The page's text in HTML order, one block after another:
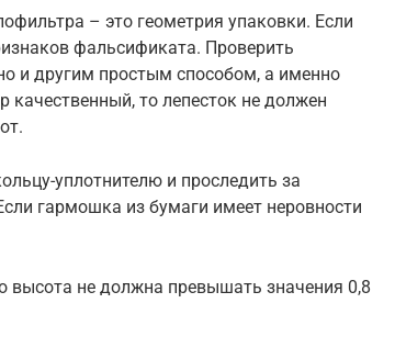
– это геометрия упаковки. Если
фальсификата. Проверить
и другим простым способом, а именно
качественный, то лепесток не должен
уплотнителю и проследить за
гармошка из бумаги имеет неровности
высота не должна превышать значения 0,8